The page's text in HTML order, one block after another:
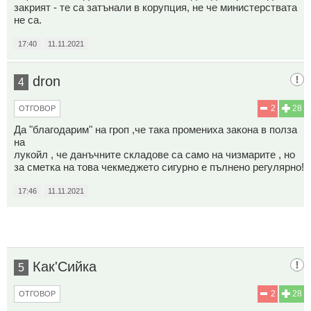
закрият - те са затънали в корупция, не че министерствата
не са.
17:40 11.11.2021
4 dron
28
2
ОТГОВОР
Да "благодарим" на гроп ,че така промениха закона в полза
на
лукойл , че данъчните складове са само на чизмарите , но
за сметка на това чекмеджето сигурно е пълнено регулярно!
17:46 11.11.2021
5 Как'Сийка
28
2
ОТГОВОР